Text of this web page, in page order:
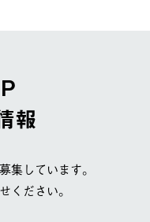
報
募集しています。
ください。